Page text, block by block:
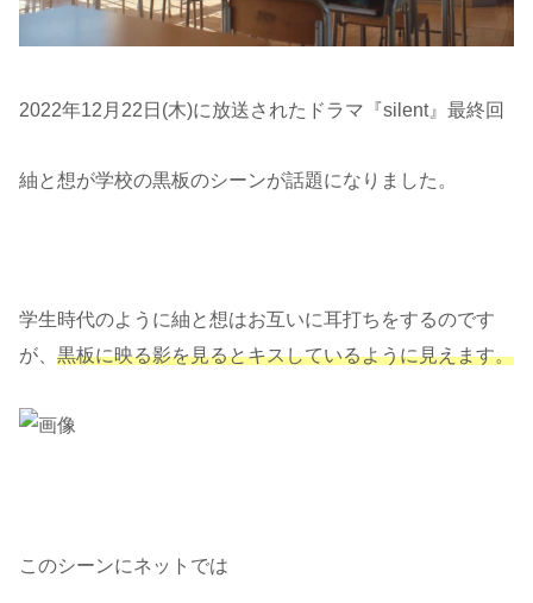
2022年12月22日(木)に放送されたドラマ『silent』最終回
紬と想が学校の黒板のシーンが話題になりました。
学生時代のように紬と想はお互いに耳打ちをするのです
が、 黒板に映る影を見るとキスしているように見えます。
このシーンにネットでは